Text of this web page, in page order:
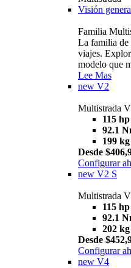
Visión
Familia
La familia de
viajes.
modelo que
Lee Mas
new V2
Multistrada
115 hp
92.1
199 kg
Desde
Configurar
new V2 S
Multistrada
115 hp
92.1
202 kg
Desde
Configurar
new V4